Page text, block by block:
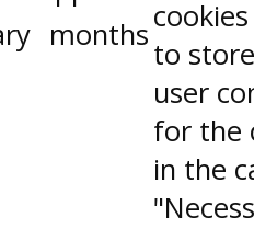
months
to
user
for the
in the